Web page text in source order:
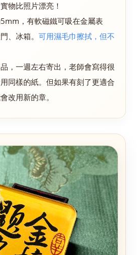
物比照片漂亮！
，有軟磁鐵可吸在金屬表
、冰箱。 可用濕毛巾擦拭，但不
，一週左右寄出，老師會寫得很
同樣的紙。但如果有刻了更適合
改用新的章。